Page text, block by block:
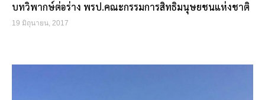
บทวิพากษ์ต่อร่าง พรป.คณะกรรมการสิทธิมนุษยชนแห่งชาติ
19 มิถุนายน, 2017